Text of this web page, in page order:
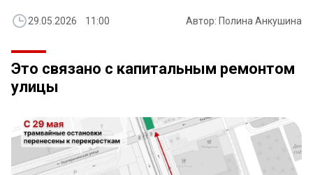
29.05.2026 11:00 Автор: Полина Анкушина
Это связано с капитальным ремонтом
улицы